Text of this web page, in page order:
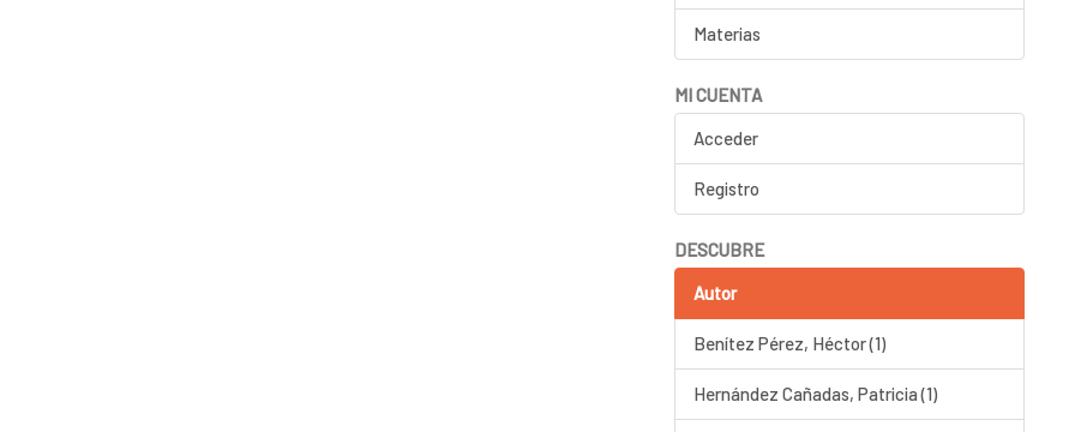
Materias
MI CUENTA
Acceder
Registro
DESCUBRE
Autor
Benítez Pérez, Héctor (1)
Hernández Cañadas, Patricia (1)